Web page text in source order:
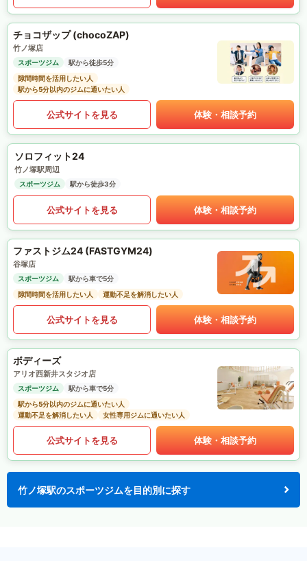
チョコザップ (chocoZAP)
竹ノ塚店
スポーツジム
駅から徒歩5分
隙間時間を活用したい人
駅から5分以内のジムに通いたい人
公式サイトを見る 体験・相談予約
ソロフィット24
竹ノ塚駅周辺
スポーツジム 駅から徒歩3分
公式サイトを見る 体験・相談予約
ファストジム24 (FASTGYM24)
谷塚店
スポーツジム
駅から車で5分
隙間時間を活用したい人
運動不足を解消したい人
公式サイトを見る 体験・相談予約
ボディーズ
アリオ西新井スタジオ店
スポーツジム
駅から車で5分
駅から5分以内のジムに通いたい人
運動不足を解消したい人
女性専用ジムに通いたい人
公式サイトを見る 体験・相談予約
竹ノ塚駅のスポーツジムを目的別に探す